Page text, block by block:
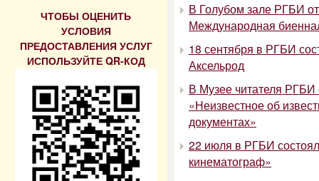
ЧТОБЫ ОЦЕНИТЬ
УСЛОВИЯ
ПРЕДОСТАВЛЕНИЯ УСЛУГ
ИСПОЛЬЗУЙТЕ QR-КОД
В Голубом зале РГБИ
Международная
18 сентября в РГБИ
Аксельрод
В Музее читателя РГБИ
«Неизвестное об
документах»
22 июля в РГБИ
кинематограф»